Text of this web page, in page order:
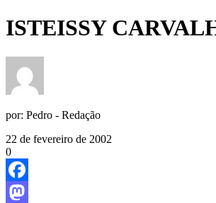
ISTEISSY
por: Pedro - Redação
22 de fevereiro de 2002
0
Facebook